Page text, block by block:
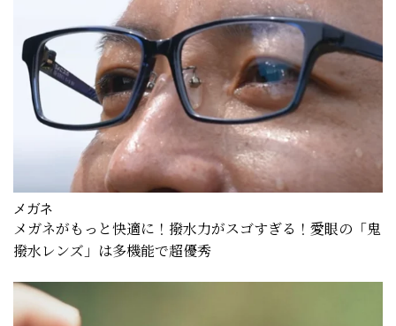
メガネ
メガネがもっと快適に！撥水力がスゴすぎる！愛眼の「鬼
撥水レンズ」は多機能で超優秀